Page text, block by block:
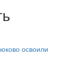
освоили